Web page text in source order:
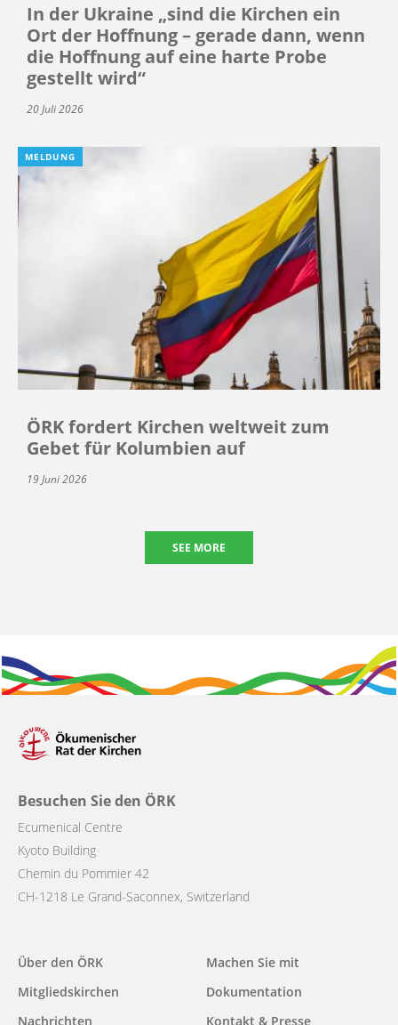
In der Ukraine „sind die Kirchen ein
Ort der Hoffnung – gerade dann, wenn
die Hoffnung auf eine harte Probe
gestellt wird“
20 Juli 2026
MELDUNG
ÖRK fordert Kirchen weltweit zum
Gebet für Kolumbien auf
19 Juni 2026
SEE MORE
Besuchen Sie den ÖRK
Ecumenical Centre
Kyoto Building
Chemin du Pommier 42
CH-1218 Le Grand-Saconnex, Switzerland
Main
navigation
Über den ÖRK
Mitgliedskirchen
Nachrichten
Machen Sie mit
Dokumentation
Kontakt & Presse